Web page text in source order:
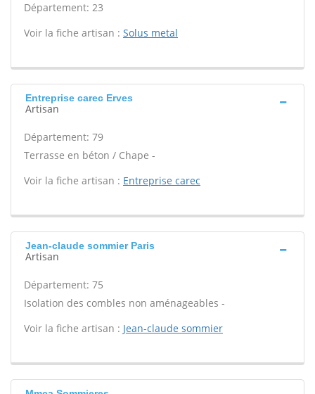
Département: 23
Voir la fiche artisan : Solus metal
Entreprise carec Erves
Artisan
Département: 79
Terrasse en béton / Chape -
Voir la fiche artisan : Entreprise carec
Jean-claude sommier Paris
Artisan
Département: 75
Isolation des combles non aménageables -
Voir la fiche artisan : Jean-claude sommier